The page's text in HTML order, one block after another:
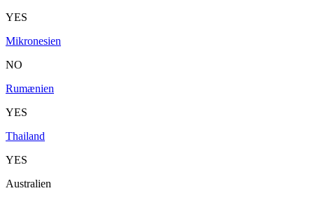
YES
Mikronesien
NO
Rumænien
YES
Thailand
YES
Australien